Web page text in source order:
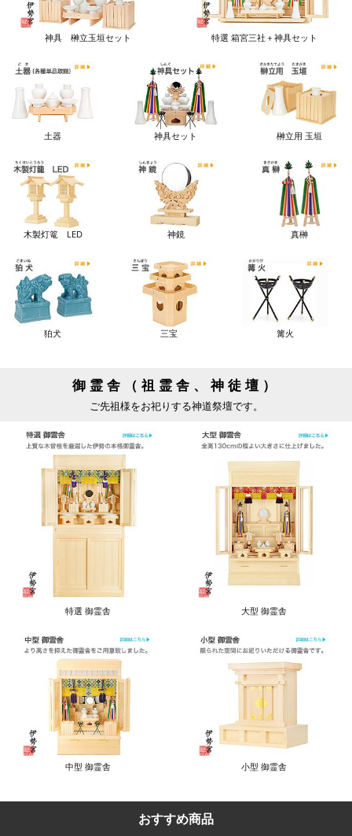
神具 榊立玉垣セット 特選 箱宮三社＋神具セット
土器 神具セット 榊立用 玉垣
木製灯篭 LED 神鏡 真榊
狛犬 三宝 篝火
御霊舎（祖霊舎、神徒壇）
ご先祖様をお祀りする神道祭壇です。
特選 御霊舎 大型 御霊舎
中型 御霊舎 小型 御霊舎
おすすめ商品